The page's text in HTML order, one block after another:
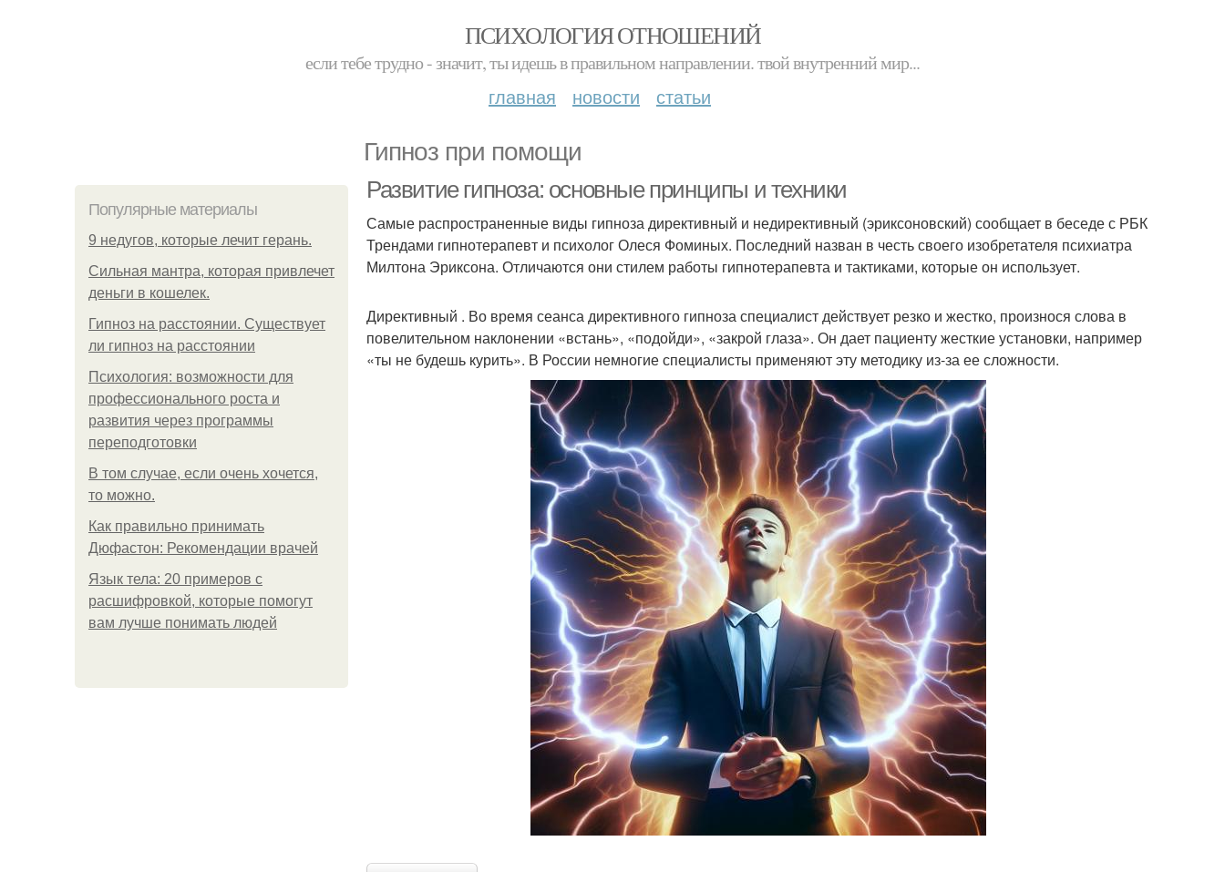
ПСИХОЛОГИЯ ОТНОШЕНИЙ
если тебе трудно - значит, ты идешь в правильном направлении. твой внутренний мир...
главная новости статьи
Гипноз при помощи
Популярные материалы
9 недугов, которые лечит герань.
Сильная мантра, которая привлечет
деньги в кошелек.
Гипноз на расстоянии. Существует
ли гипноз на расстоянии
Психология: возможности для
профессионального роста и
развития через программы
переподготовки
В том случае, если очень хочется,
то можно.
Как правильно принимать
Дюфастон: Рекомендации врачей
Язык тела: 20 примеров с
расшифровкой, которые помогут
вам лучше понимать людей
Развитие гипноза: основные принципы и техники
Самые распространенные виды гипноза директивный и недирективный (эриксоновский) сообщает в беседе с РБК
Трендами гипнотерапевт и психолог Олеся Фоминых. Последний назван в честь своего изобретателя психиатра
Милтона Эриксона. Отличаются они стилем работы гипнотерапевта и тактиками, которые он использует.
Директивный . Во время сеанса директивного гипноза специалист действует резко и жестко, произнося слова в
повелительном наклонении «встань», «подойди», «закрой глаза». Он дает пациенту жесткие установки, например
«ты не будешь курить». В России немногие специалисты применяют эту методику из-за ее сложности.